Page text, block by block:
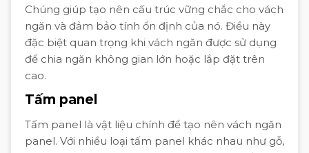
Chúng giúp tạo nên cấu trúc vững chắc cho vách
ngăn và đảm bảo tính ổn định của nó. Điều này
đặc biệt quan trọng khi vách ngăn được sử dụng
để chia ngăn không gian lớn hoặc lắp đặt trên
cao.
Tấm panel
Tấm panel là vật liệu chính để tạo nên vách ngăn
panel. Với nhiều loại tấm panel khác nhau như gỗ,